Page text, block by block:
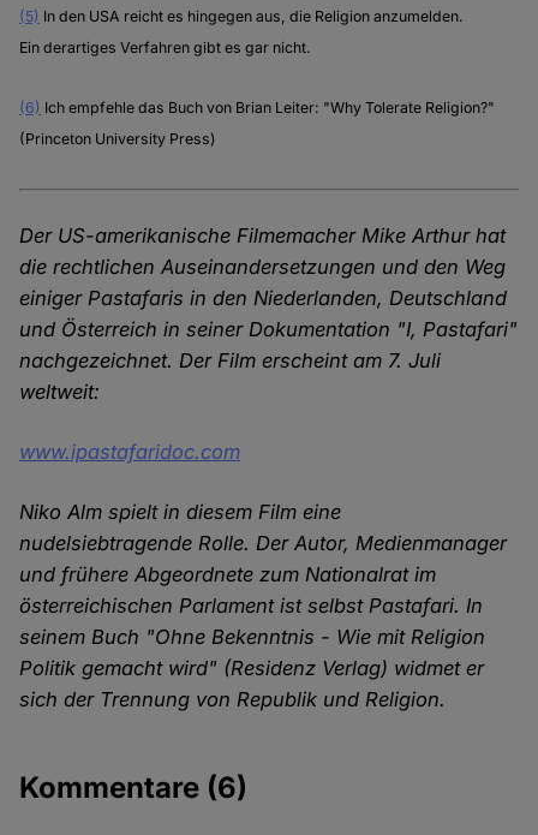
(5) In den USA reicht es hingegen aus, die Religion anzumelden.
Ein derartiges Verfahren gibt es gar nicht.
(6) Ich empfehle das Buch von Brian Leiter: "Why Tolerate Religion?"
(Princeton University Press)
Der US-amerikanische Filmemacher Mike Arthur hat
die rechtlichen Auseinandersetzungen und den Weg
einiger Pastafaris in den Niederlanden, Deutschland
und Österreich in seiner Dokumentation "I, Pastafari"
nachgezeichnet. Der Film erscheint am 7. Juli
weltweit:
www.ipastafaridoc.com
Niko Alm spielt in diesem Film eine
nudelsiebtragende Rolle. Der Autor, Medienmanager
und frühere Abgeordnete zum Nationalrat im
österreichischen Parlament ist selbst Pastafari. In
seinem Buch "Ohne Bekenntnis - Wie mit Religion
Politik gemacht wird" (Residenz Verlag) widmet er
sich der Trennung von Republik und Religion.
Kommentare (6)